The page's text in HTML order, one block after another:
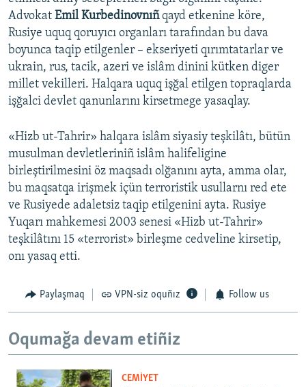
Advokat Emil Kurbedinovnıñqayd etkenine köre,
Rusiye uquq qoruyıcı organları tarafından bu dava
boyunca taqip etilgenler – ekseriyeti qırımtatarlar ve
ukrain, rus, tacik, azeri ve islâm dinini kütken diger
millet vekilleri. Halqara uquq işğal etilgen topraqlarda
işğalci devlet qanunlarını kirsetmege yasaqlay.
«Hizb ut-Tahrir» halqara islâm siyasiy teşkilâtı, bütün
musulman devletleriniñ islâm halifeligine
birleştirilmesini öz maqsadı olğanını ayta, amma olar,
bu maqsatqa irişmek içün terroristik usullarnı red ete
ve Rusiyede adaletsiz taqip etilgenini ayta. Rusiye
Yuqarı mahkemesi 2003 senesi «Hizb ut-Tahrir»
teşkilâtını 15 «terrorist» birleşme cedveline kirsetip,
onı yasaq etti.
Paylaşmaq VPN-siz oquñız Follow us
Oqumağa devam etiñiz
CEMİYET